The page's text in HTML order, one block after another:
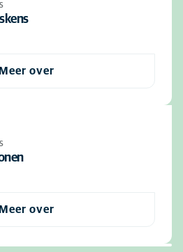
Meer over
Meer over